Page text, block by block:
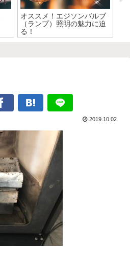
オススメ！エジソンバルブ
（ランプ）照明の魅力に迫
る！
2019.10.02